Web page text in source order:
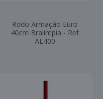
Rodo Armação Euro
40cm Bralimpia - Ref
AE400